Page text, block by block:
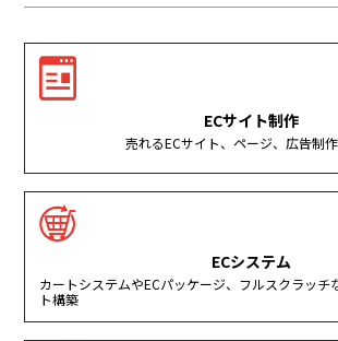
ECサイト制作
売れるECサイト、ページ、広告制
ECシステム
カートシステムやECパッケージ、フルスクラッチ
ト構築